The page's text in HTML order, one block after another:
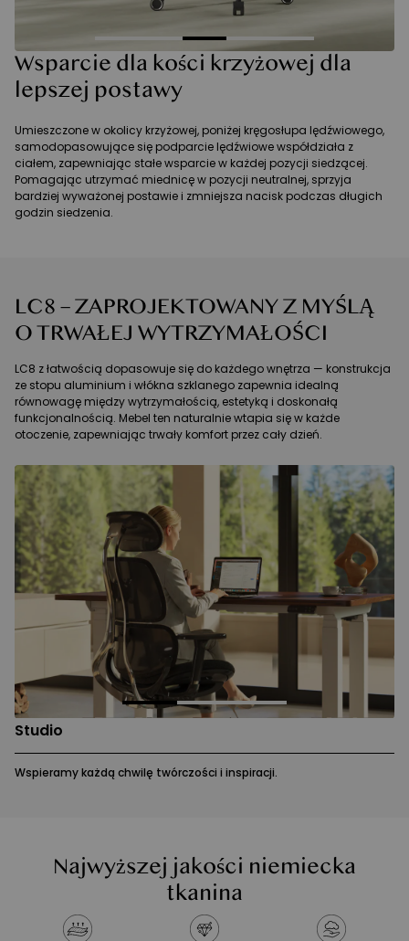
Wsparcie dla kości krzyżowej dla
lepszej postawy
Umieszczone w okolicy krzyżowej, poniżej kręgosłupa lędźwiowego,
samodopasowujące się podparcie lędźwiowe współdziała z
ciałem, zapewniając stałe wsparcie w każdej pozycji siedzącej.
Pomagając utrzymać miednicę w pozycji neutralnej, sprzyja
bardziej wyważonej postawie i zmniejsza nacisk podczas długich
godzin siedzenia.
LC8 – ZAPROJEKTOWANY Z MYŚLĄ
O TRWAŁEJ WYTRZYMAŁOŚCI
LC8 z łatwością dopasowuje się do każdego wnętrza — konstrukcja
ze stopu aluminium i włókna szklanego zapewnia idealną
równowagę między wytrzymałością, estetyką i doskonałą
funkcjonalnością. Mebel ten naturalnie wtapia się w każde
otoczenie, zapewniając trwały komfort przez cały dzień.
Studio
Wspieramy każdą chwilę twórczości i inspiracji.
Najwyższej jakości niemiecka
tkanina